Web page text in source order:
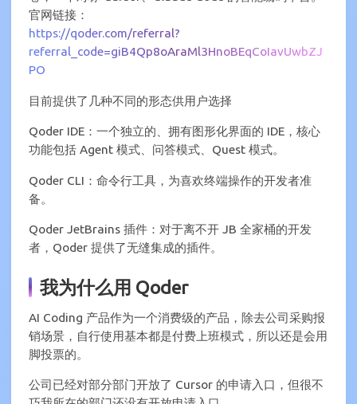
官网链接：
https://qoder.com/referral?
referral_code=giB4Qp8oAraMl3HnoBEqCoIavUwbZJ
PO
目前提供了几种不同的形态供用户选择
Qoder IDE：一个独立的、拥有图形化界面的 IDE，核心
功能包括 Agent 模式、问答模式、Quest 模式。
Qoder CLI：命令行工具，为喜欢终端操作的开发者准
备。
Qoder JetBrains 插件：对于离不开 JB 全家桶的开发
者，Qoder 提供了无缝集成的插件。
我为什么用 Qoder
AI Coding 产品作为一个消费级的产品，除去公司采购报
销场景，自行使用基本都是付费上班模式，所以还是会用
脚投票的。
公司已经对部分部门开放了 Cursor 的申请入口，但很不